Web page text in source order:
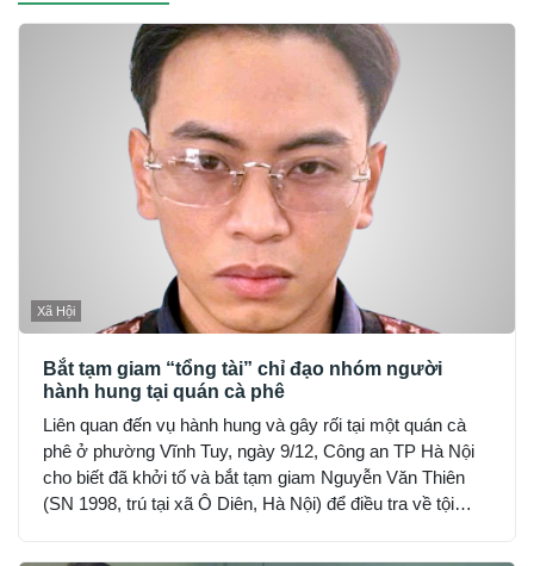
Xã Hội
Bắt tạm giam “tổng tài” chỉ đạo nhóm người
hành hung tại quán cà phê
Liên quan đến vụ hành hung và gây rối tại một quán cà
phê ở phường Vĩnh Tuy, ngày 9/12, Công an TP Hà Nội
cho biết đã khởi tố và bắt tạm giam Nguyễn Văn Thiên
(SN 1998, trú tại xã Ô Diên, Hà Nội) để điều tra về tội